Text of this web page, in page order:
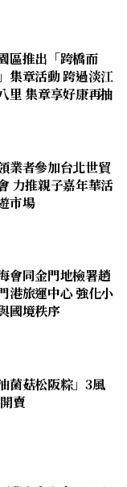
區推出「跨橋而
集章活動 跨過淡江
里 集章享好康再抽
業者參加台北世貿
力推親子嘉年華活
市場
會同金門地檢署趙
港旅運中心 強化小
國境秩序
菌菇松阪粽」3風
賣